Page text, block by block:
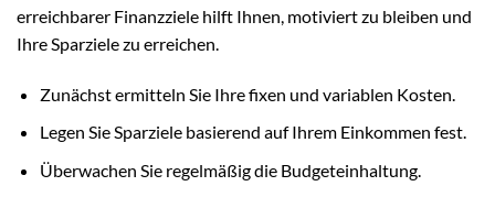
erreichbarer Finanzziele hilft Ihnen, motiviert zu bleiben und
Ihre Sparziele zu erreichen.
Zunächst ermitteln Sie Ihre fixen und variablen Kosten.
Legen Sie Sparziele basierend auf Ihrem Einkommen fest.
Überwachen Sie regelmäßig die Budgeteinhaltung.